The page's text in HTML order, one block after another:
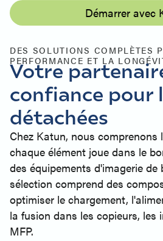
Démarrer avec
DES SOLUTIONS COMPLÈTES
PERFORMANCE ET LA
Votre
confiance pour
détachées
Chez Katun, nous comprenons
chaque élément joue dans le
des équipements d'imagerie
sélection comprend des
optimiser le chargement,
la fusion dans les copieurs, les
MFP.